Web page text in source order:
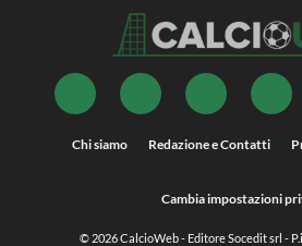
Chi siamo Redazione e Contatti
Cambia impostazioni
© 2026CalcioWeb- Editore Socedit srl -